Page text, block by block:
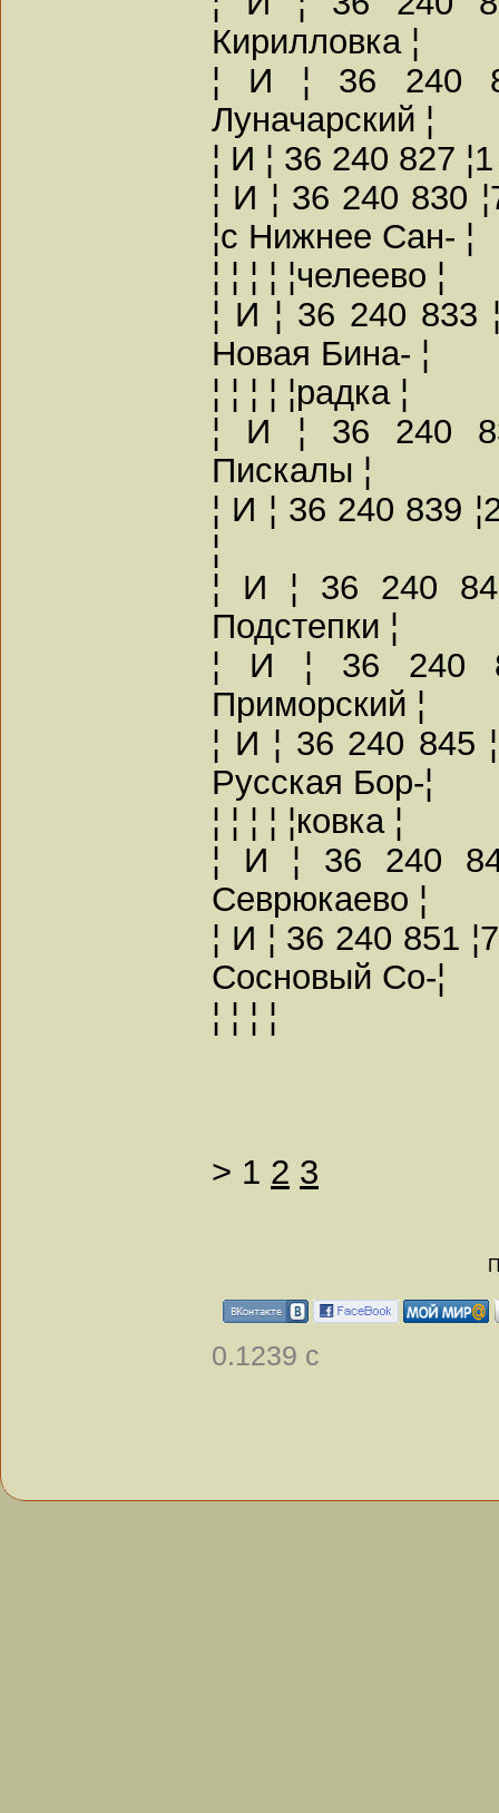
Кирилловка ¦
¦ И ¦ 36 240
Луначарский ¦
¦ И ¦ 36 240 827
¦ И ¦ 36 240 830
¦с Нижнее Сан- ¦
¦ ¦ ¦ ¦ ¦челеево ¦
¦ И ¦ 36 240 833
Новая Бина- ¦
¦ ¦ ¦ ¦ ¦радка ¦
¦ И ¦ 36 240
Пискалы ¦
¦ И ¦ 36 240 839
¦
¦ И ¦ 36 240
Подстепки ¦
¦ И ¦ 36 240
Приморский ¦
¦ И ¦ 36 240 845
Русская Бор-¦
¦ ¦ ¦ ¦ ¦ковка ¦
¦ И ¦ 36 240
Севрюкаево ¦
¦ И ¦ 36 240 851
Сосновый Со-¦
¦ ¦ ¦ ¦
> 1 2 3
0.1239 с